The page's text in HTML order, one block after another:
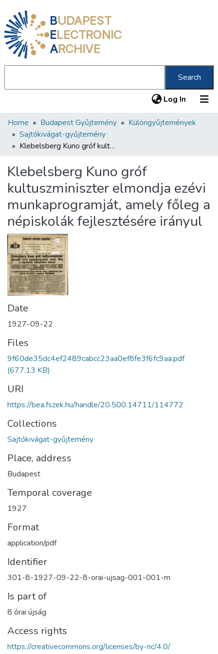
BUDAPEST
ELECTRONIC
ARCHIVE
Search
Log In (current)
Communities & Collections
All of DSpace
About us
Home Budapest Gyűjtemény
Különgyűjtemények
Sajtókivágat-gyűjtemény
Klebelsberg Kuno gróf kultuszminiszter elmondja ezévi munkaprogramját, amely főleg a népiskolák fejlesztésére irányul
Klebelsberg Kuno gróf
kultuszminiszter elmondja ezévi
munkaprogramját, amely főleg a
népiskolák fejlesztésére irányul
Date
1927-09-22
Files
9f60de35dc4ef2489cabcc23aa0ef8fe3f6fc9aa.pdf
(677.13 KB)
URI
https://bea.fszek.hu/handle/20.500.14711/114772
Collections
Sajtókivágat-gyűjtemény
Place, address
Budapest
Temporal coverage
1927
Format
application/pdf
Identifier
301-8-1927-09-22-8-orai-ujsag-001-001-m
Is part of
8 órai újság
Access rights
https://creativecommons.org/licenses/by-nc/4.0/